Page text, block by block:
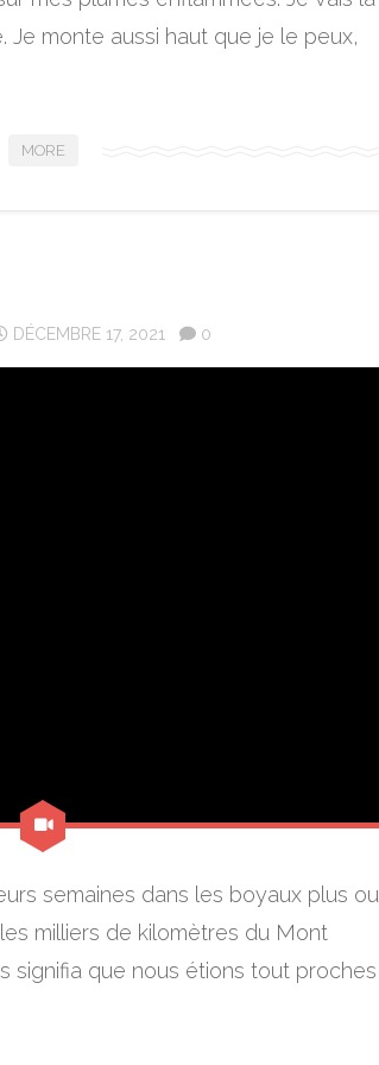
Je monte aussi haut que je le peux,
MORE
DÉCEMBRE 17, 2021 0
semaines dans les boyaux plus ou
milliers de kilomètres du Mont
signifia que nous étions tout proches